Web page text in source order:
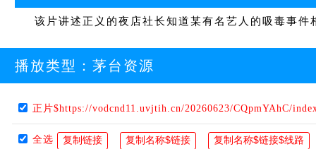
该片讲述正义的夜店社长知道某有名艺人的吸毒事件
播放类型： 茅台资源
正片$https://vodcnd11.uvjtih.cn/20260623/CQpmYAhC/
全选